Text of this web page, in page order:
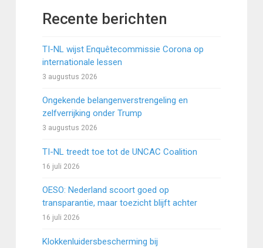
Recente berichten
TI-NL wijst Enquêtecommissie Corona op
internationale lessen
3 augustus 2026
Ongekende belangenverstrengeling en
zelfverrijking onder Trump
3 augustus 2026
TI-NL treedt toe tot de UNCAC Coalition
16 juli 2026
OESO: Nederland scoort goed op
transparantie, maar toezicht blijft achter
16 juli 2026
Klokkenluidersbescherming bij